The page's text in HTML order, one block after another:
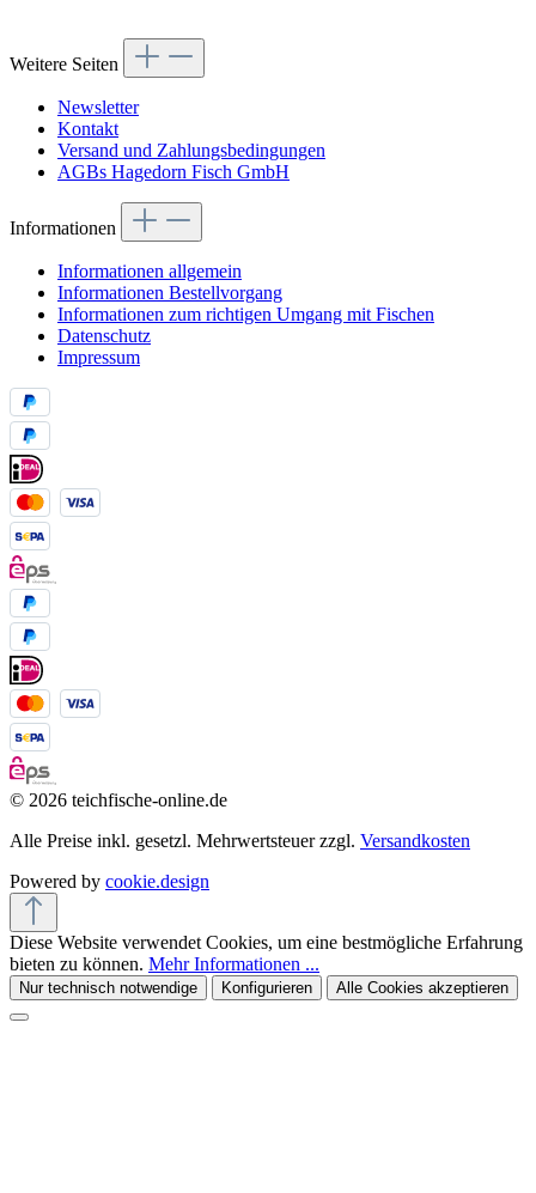
Weitere Seiten
Newsletter
Kontakt
Versand und Zahlungsbedingungen
AGBs Hagedorn Fisch GmbH
Informationen
Informationen allgemein
Informationen Bestellvorgang
Informationen zum richtigen Umgang mit Fischen
Datenschutz
Impressum
© 2026 teichfische-online.de
Alle Preise inkl. gesetzl. Mehrwertsteuer zzgl. Versandkosten
Powered by cookie.design
Diese Website verwendet Cookies, um eine bestmögliche Erfahrung
bieten zu können. Mehr Informationen ...
Nur technisch notwendige Konfigurieren Alle Cookies akzeptieren